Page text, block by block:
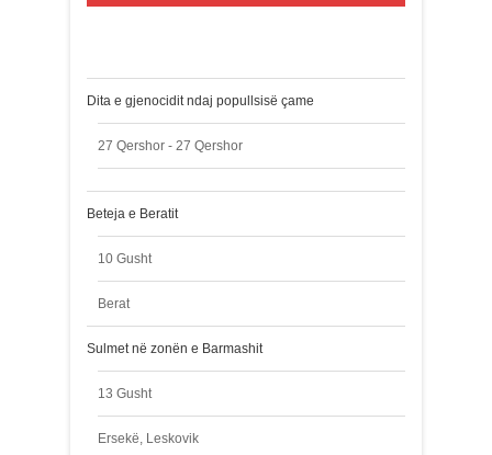
Dita e gjenocidit ndaj popullsisë çame
27 Qershor - 27 Qershor
Beteja e Beratit
10 Gusht
Berat
Sulmet në zonën e Barmashit
13 Gusht
Ersekë, Leskovik